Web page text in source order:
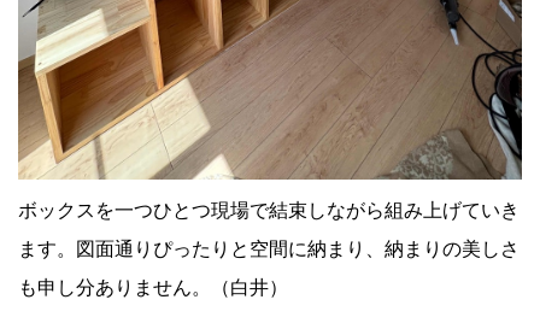
ボックスを一つひとつ現場で結束しながら組み上げていき
ます。図面通りぴったりと空間に納まり、納まりの美しさ
も申し分ありません。（白井）